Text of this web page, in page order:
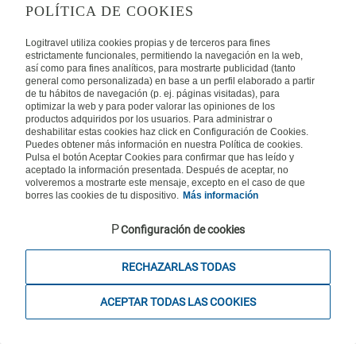
Hotels
Expert advice
02036369657
Calls from a landline or mobiles are charged the national standard rate plus
any network charges if applicable.
reserved
POLÍTICA DE COOKIES
Logitravel utiliza cookies propias y de terceros para fines
estrictamente funcionales, permitiendo la navegación en la web,
así como para fines analíticos, para mostrarte publicidad (tanto
general como personalizada) en base a un perfil elaborado a partir
de tu hábitos de navegación (p. ej. páginas visitadas), para
optimizar la web y para poder valorar las opiniones de los
productos adquiridos por los usuarios. Para administrar o
deshabilitar estas cookies haz click en Configuración de Cookies.
Puedes obtener más información en nuestra Política de cookies.
Pulsa el botón Aceptar Cookies para confirmar que has leído y
aceptado la información presentada. Después de aceptar, no
volveremos a mostrarte este mensaje, excepto en el caso de que
borres las cookies de tu dispositivo. Más información
Configuración de cookies
RECHAZARLAS TODAS
ACEPTAR TODAS LAS COOKIES